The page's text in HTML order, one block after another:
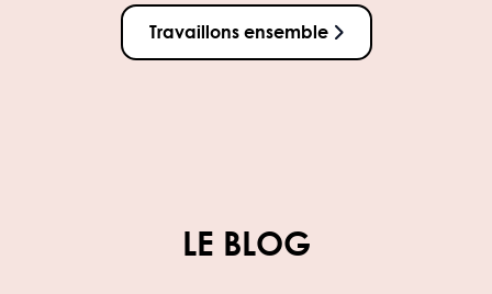
Travaillons ensemble
LE BLOG